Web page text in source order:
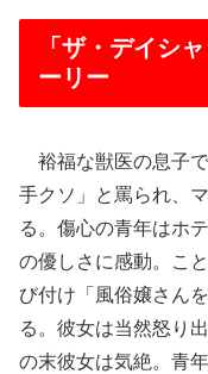
「ザ・デイシ
ーリー
裕福な獣医の息子
手クソ」と罵られ、
る。傷心の青年はホ
の優しさに感動。こ
び付け「風俗嬢さん
る。彼女は当然怒り
の末彼女は気絶。青